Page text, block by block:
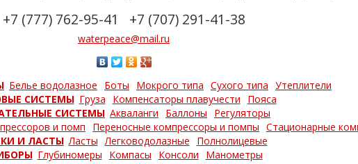
+7 (777) 762-95-41 +7 (707) 291-41-38
waterpeace@mail.ru
Белье водолазное Боты Мокрого типа Сухого типа Утеплители
СИСТЕМЫ Груза Компенсаторы плавучести
Пояса
СИСТЕМЫ Акваланги Баллоны
Регуляторы
и помп Переносные компрессоры и помпы Стационарные
И ЛАСТЫ Ласты Легководолазные
Полнолицевые
Глубиномеры Компасы Консоли
Манометры